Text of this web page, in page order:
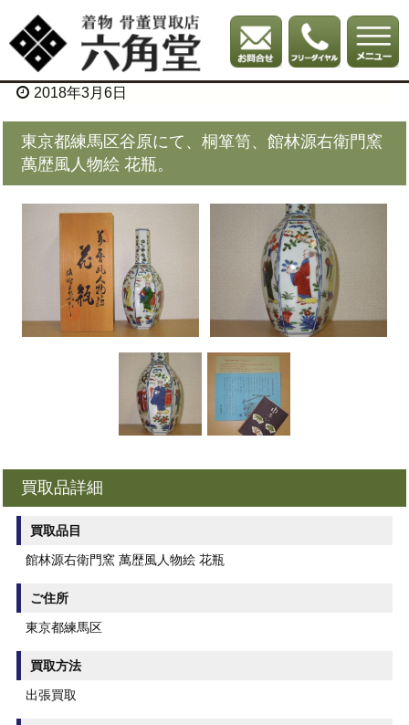
2018年3月6日
東京都練馬区谷原にて、桐箪笥、館林源右衛門窯
萬歴風人物絵 花瓶。
買取品詳細
買取品目
館林源右衛門窯 萬歴風人物絵 花瓶
ご住所
東京都練馬区
買取方法
出張買取